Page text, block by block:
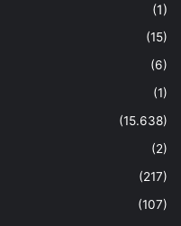
(1)
(15)
(6)
(1)
(15.638)
(2)
(217)
(107)